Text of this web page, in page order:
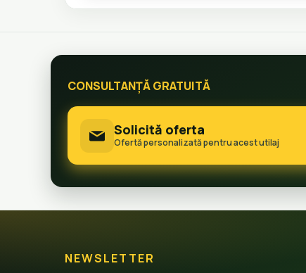
CONSULTANȚĂ GRATUITĂ
Solicită oferta
Ofertă personalizată pentru acest utilaj
NEWSLETTER